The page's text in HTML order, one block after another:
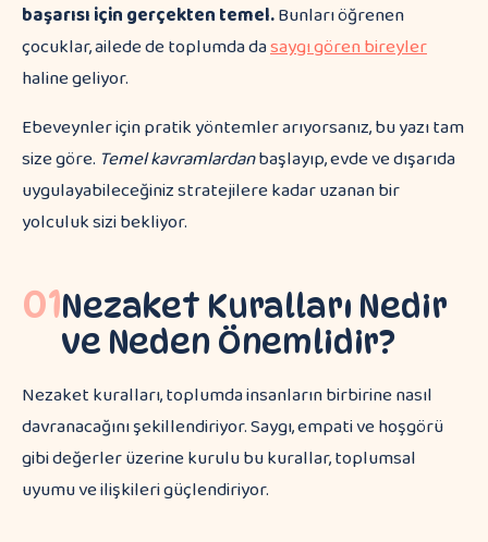
başarısı için gerçekten temel.Bunları öğrenen
çocuklar, ailede de toplumda dasaygı gören bireyler
haline geliyor.
Ebeveynler için pratik yöntemler arıyorsanız, bu yazı tam
size göre. Temel kavramlardanbaşlayıp, evde ve dışarıda
uygulayabileceğiniz stratejilere kadar uzanan bir
yolculuk sizi bekliyor.
01Nezaket Kuralları Nedir
ve Neden Önemlidir?
Nezaket kuralları, toplumda insanların birbirine nasıl
davranacağını şekillendiriyor. Saygı, empati ve hoşgörü
gibi değerler üzerine kurulu bu kurallar, toplumsal
uyumu ve ilişkileri güçlendiriyor.